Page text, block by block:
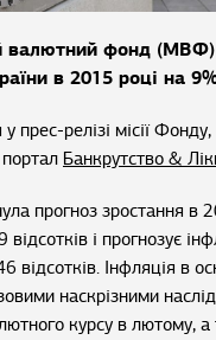
фонд (МВФ)
в 2015 році на
прес-релізі місії
Банкрутство &
прогноз зростання в
і прогнозує
відсотків. Інфляція в
наскрізними
курсу в лютому,